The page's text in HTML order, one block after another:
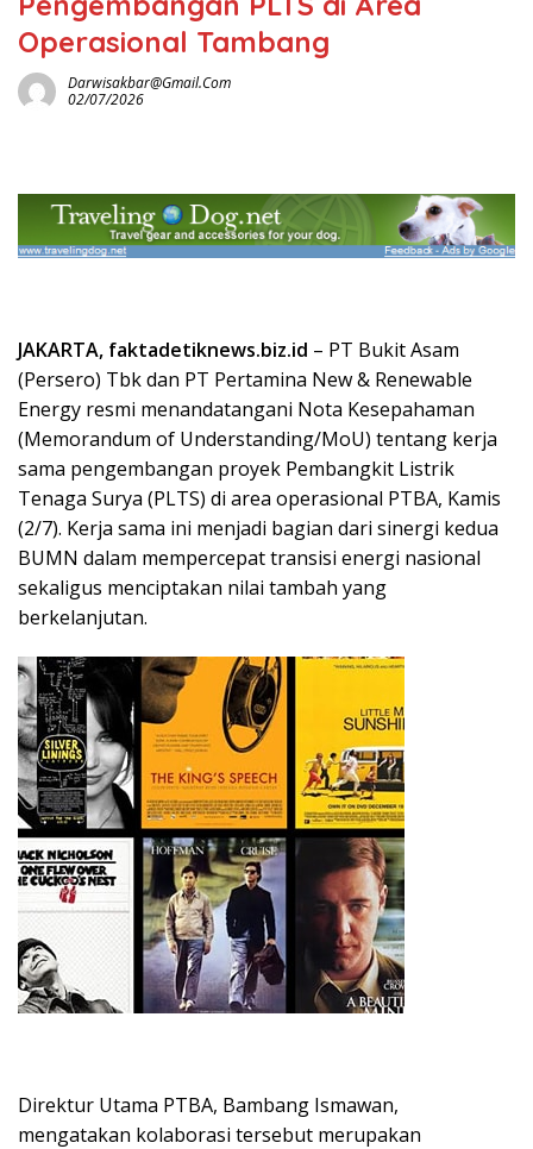
Operasional Tambang
Darwisakbar@gmail.com
02/07/2026
JAKARTA, faktadetiknews.biz.id – PT Bukit Asam
(Persero) Tbk dan PT Pertamina New & Renewable
Energy resmi menandatangani Nota Kesepahaman
(Memorandum of Understanding/MoU) tentang kerja
sama pengembangan proyek Pembangkit Listrik
Tenaga Surya (PLTS) di area operasional PTBA, Kamis
(2/7). Kerja sama ini menjadi bagian dari sinergi kedua
BUMN dalam mempercepat transisi energi nasional
sekaligus menciptakan nilai tambah yang
berkelanjutan.
Direktur Utama PTBA, Bambang Ismawan,
mengatakan kolaborasi tersebut merupakan